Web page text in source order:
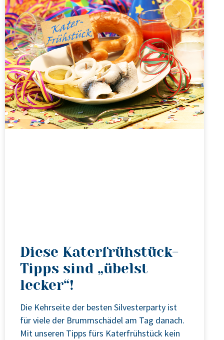
Diese Katerfrühstück-
Tipps sind „übelst
lecker“!
Die Kehr­sei­te der bes­ten Sil­ves­ter­par­ty ist
für vie­le der Brumm­schä­del am Tag danach.
Mit unse­ren Tipps fürs Kater­früh­stück kein